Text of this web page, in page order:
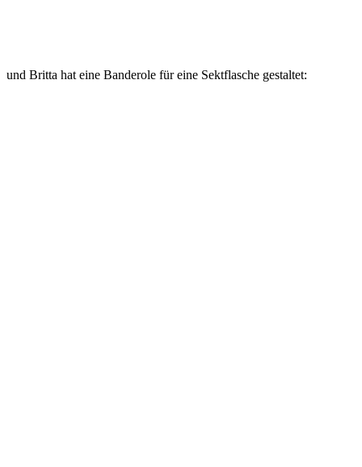
und Britta hat eine Banderole für eine Sektflasche gestaltet: